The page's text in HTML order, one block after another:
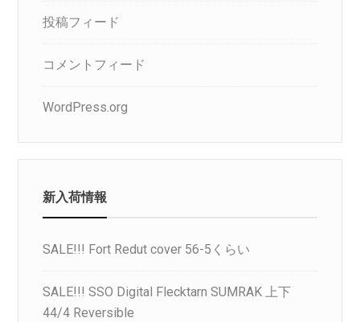
投稿フィード
コメントフィード
WordPress.org
新入荷情報
SALE!!! Fort Redut cover 56-5くらい
SALE!!! SSO Digital Flecktarn SUMRAK 上下
44/4 Reversible